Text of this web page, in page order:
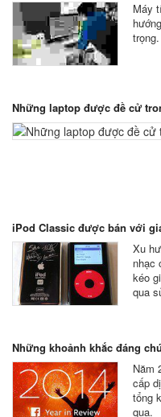
Máy
trọng.
Những laptop được đề cử
iPod Classic được bán với
Xu
nhạc
kéo
qua
Những khoảnh khắc đáng
Năm
cấp
tổng
qua.